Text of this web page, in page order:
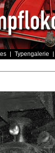
Typengalerie